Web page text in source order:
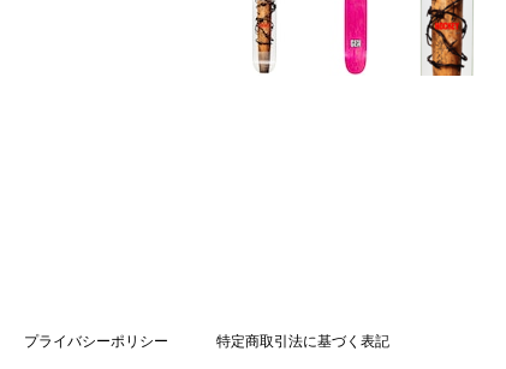
プライバシーポリシー 特定商取引法に基づく表記